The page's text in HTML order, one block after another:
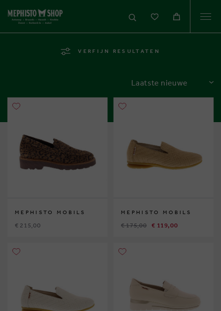
VERFIJN RESULTATEN
SORTEREN
MEPHISTO MOBILS
€ 215,00
MEPHISTO MOBILS
€ 175,00 € 119,00